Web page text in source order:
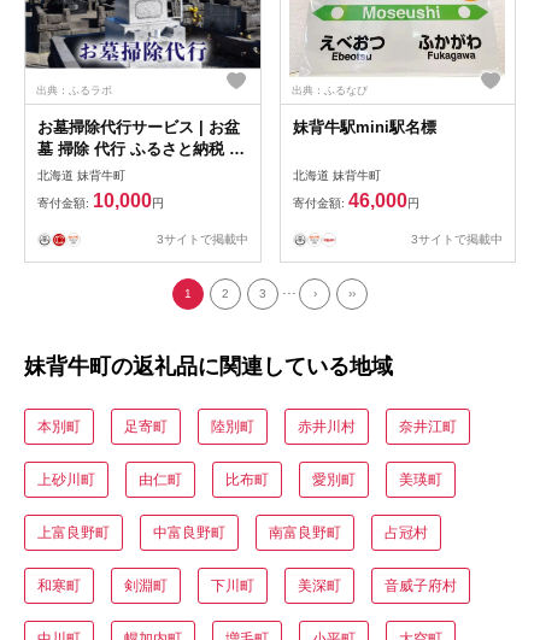
出典：ふるラボ
お墓掃除代行サービス | お盆
墓 掃除 代行 ふるさと納税 妹
背牛町 お墓 HG001
北海道 妹背牛町
寄付金額: 10,000円
3サイトで掲載中
出典：ふるなび
妹背牛駅mini駅名標
北海道 妹背牛町
寄付金額: 46,000円
3サイトで掲載中
1 2 3 ... › ››
妹背牛町の返礼品に関連している地域
本別町 足寄町 陸別町 赤井川村 奈井江町
上砂川町 由仁町 比布町 愛別町 美瑛町
上富良野町 中富良野町 南富良野町 占冠村
和寒町 剣淵町 下川町 美深町 音威子府村